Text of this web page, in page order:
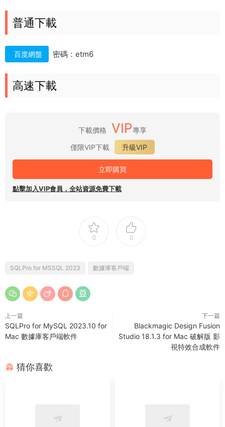
普通下載
百度網盤 密碼：etm6
高速下載
下載價格 VIP專享
僅限VIP下載
升級VIP
立即購買
點擊加入VIP會員，全站資源免費下載
0 0
SQLPro for MSSQL 2023 數據庫客戶端
上一篇
SQLPro for MySQL 2023.10 for
Mac 數據庫客戶端軟件
下一篇
Blackmagic Design Fusion
Studio 18.1.3 for Mac 破解版 影
視特效合成軟件
猜你喜歡